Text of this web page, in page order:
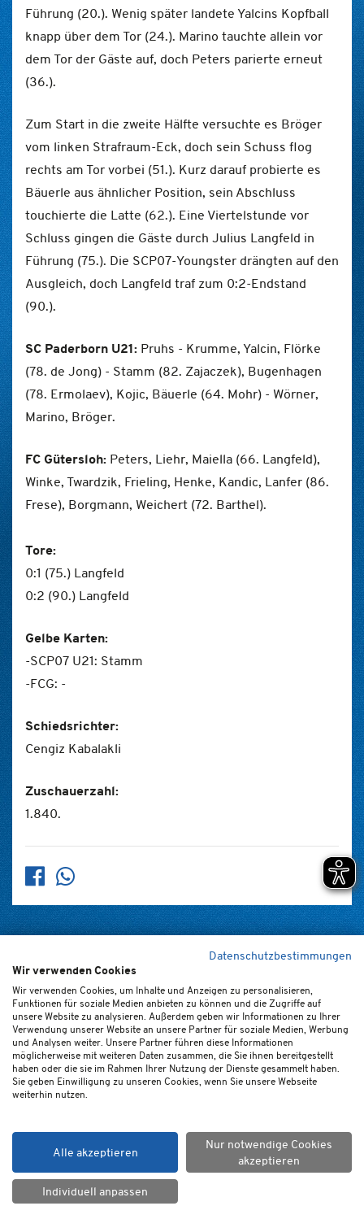
Führung (20.). Wenig später landete Yalcins Kopfball
knapp über dem Tor (24.). Marino tauchte allein vor
dem Tor der Gäste auf, doch Peters parierte erneut
(36.).
Zum Start in die zweite Hälfte versuchte es Bröger
vom linken Strafraum-Eck, doch sein Schuss flog
rechts am Tor vorbei (51.). Kurz darauf probierte es
Bäuerle aus ähnlicher Position, sein Abschluss
touchierte die Latte (62.). Eine Viertelstunde vor
Schluss gingen die Gäste durch Julius Langfeld in
Führung (75.). Die SCP07-Youngster drängten auf den
Ausgleich, doch Langfeld traf zum 0:2-Endstand
(90.).
SC Paderborn U21: Pruhs - Krumme, Yalcin, Flörke
(78. de Jong) - Stamm (82. Zajaczek), Bugenhagen
(78. Ermolaev), Kojic, Bäuerle (64. Mohr) - Wörner,
Marino, Bröger.
FC Gütersloh: Peters, Liehr, Maiella (66. Langfeld),
Winke, Twardzik, Frieling, Henke, Kandic, Lanfer (86.
Frese), Borgmann, Weichert (72. Barthel).
Tore:
0:1 (75.) Langfeld
0:2 (90.) Langfeld
Gelbe Karten:
-SCP07 U21: Stamm
-FCG: -
Schiedsrichter:
Cengiz Kabalakli
Zuschauerzahl:
1.840.
Home Kontakt Newsletter FAQ (de/en) Impressum
Datenschutz Ticket-AGB Cookie-Einstellungen
Datenschutzbestimmungen
Wir verwenden Cookies
Wir verwenden Cookies, um Inhalte und Anzeigen zu personalisieren,
Funktionen für soziale Medien anbieten zu können und die Zugriffe auf
unsere Website zu analysieren. Außerdem geben wir Informationen zu Ihrer
Verwendung unserer Website an unsere Partner für soziale Medien, Werbung
und Analysen weiter. Unsere Partner führen diese Informationen
möglicherweise mit weiteren Daten zusammen, die Sie ihnen bereitgestellt
haben oder die sie im Rahmen Ihrer Nutzung der Dienste gesammelt haben.
Sie geben Einwilligung zu unseren Cookies, wenn Sie unsere Webseite
weiterhin nutzen.
Alle akzeptieren
Nur notwendige Cookies
akzeptieren
Individuell anpassen